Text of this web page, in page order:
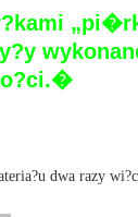
dwa razy